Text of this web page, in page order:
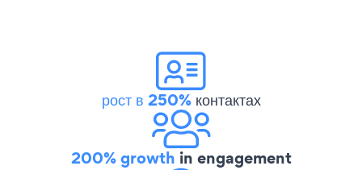
рост в 250%контактах
200% growth in engagement